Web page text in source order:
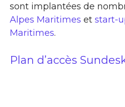
sont implantées de
Alpes Maritimes et start-
Maritimes.
Plan d’accès